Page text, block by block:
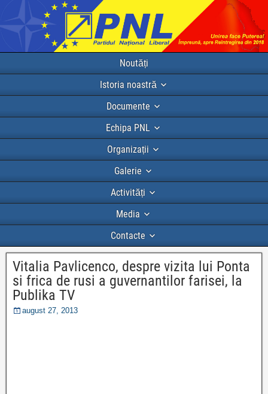
Noutăți
Istoria noastră
Documente
Echipa PNL
Organizații
Galerie
Activități
Media
Contacte
Vitalia Pavlicenco, despre vizita lui Ponta
si frica de rusi a guvernantilor farisei, la
Publika TV
august 27, 2013